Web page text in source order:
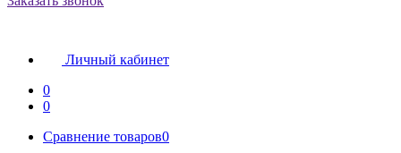
Личный кабинет
0
0
Сравнение товаров0